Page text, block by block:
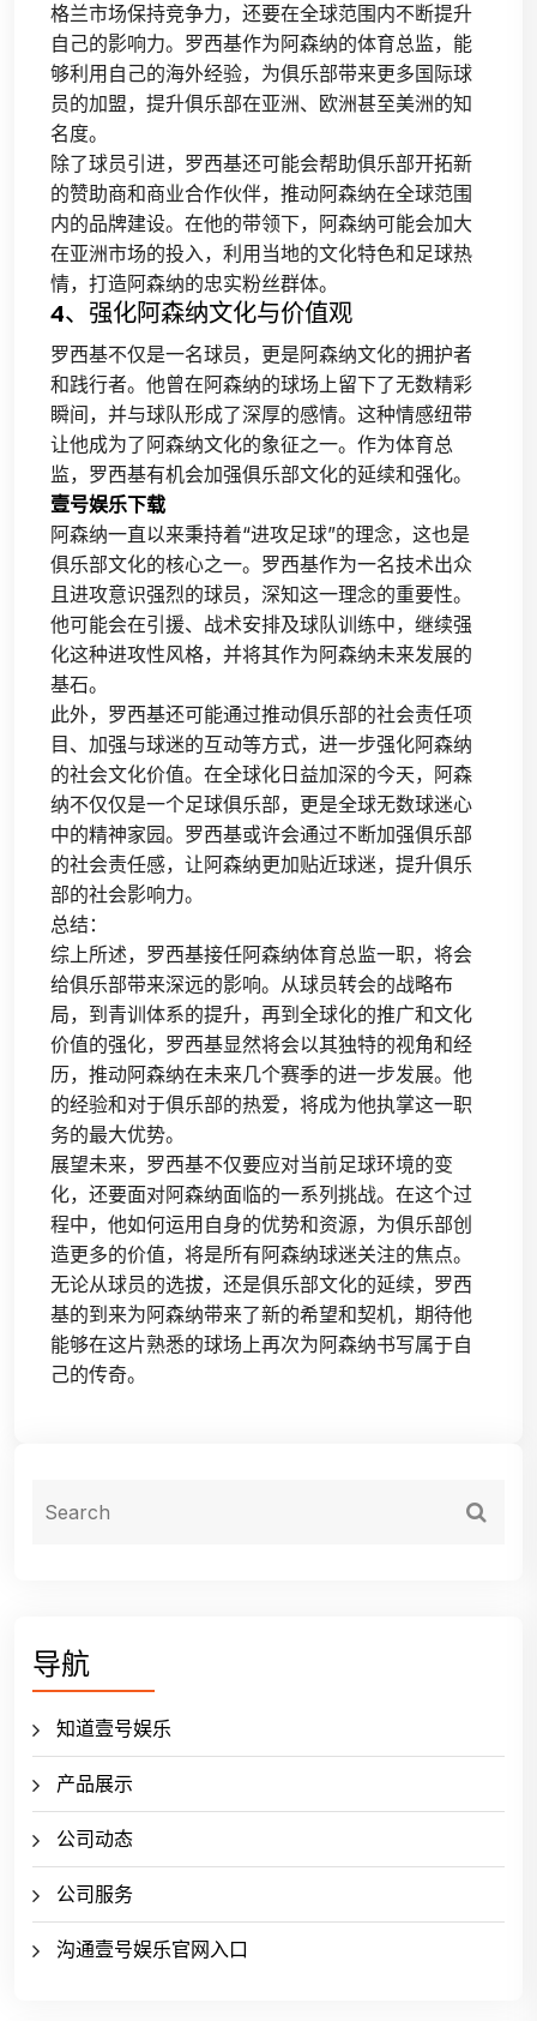
格兰市场保持竞争力，还要在全球范围内不断提升
自己的影响力。罗西基作为阿森纳的体育总监，能
够利用自己的海外经验，为俱乐部带来更多国际球
员的加盟，提升俱乐部在亚洲、欧洲甚至美洲的知
名度。
除了球员引进，罗西基还可能会帮助俱乐部开拓新
的赞助商和商业合作伙伴，推动阿森纳在全球范围
内的品牌建设。在他的带领下，阿森纳可能会加大
在亚洲市场的投入，利用当地的文化特色和足球热
情，打造阿森纳的忠实粉丝群体。
4、强化阿森纳文化与价值观
罗西基不仅是一名球员，更是阿森纳文化的拥护者
和践行者。他曾在阿森纳的球场上留下了无数精彩
瞬间，并与球队形成了深厚的感情。这种情感纽带
让他成为了阿森纳文化的象征之一。作为体育总
监，罗西基有机会加强俱乐部文化的延续和强化。
壹号娱乐下载
阿森纳一直以来秉持着“进攻足球”的理念，这也是
俱乐部文化的核心之一。罗西基作为一名技术出众
且进攻意识强烈的球员，深知这一理念的重要性。
他可能会在引援、战术安排及球队训练中，继续强
化这种进攻性风格，并将其作为阿森纳未来发展的
基石。
此外，罗西基还可能通过推动俱乐部的社会责任项
目、加强与球迷的互动等方式，进一步强化阿森纳
的社会文化价值。在全球化日益加深的今天，阿森
纳不仅仅是一个足球俱乐部，更是全球无数球迷心
中的精神家园。罗西基或许会通过不断加强俱乐部
的社会责任感，让阿森纳更加贴近球迷，提升俱乐
部的社会影响力。
总结：
综上所述，罗西基接任阿森纳体育总监一职，将会
给俱乐部带来深远的影响。从球员转会的战略布
局，到青训体系的提升，再到全球化的推广和文化
价值的强化，罗西基显然将会以其独特的视角和经
历，推动阿森纳在未来几个赛季的进一步发展。他
的经验和对于俱乐部的热爱，将成为他执掌这一职
务的最大优势。
展望未来，罗西基不仅要应对当前足球环境的变
化，还要面对阿森纳面临的一系列挑战。在这个过
程中，他如何运用自身的优势和资源，为俱乐部创
造更多的价值，将是所有阿森纳球迷关注的焦点。
无论从球员的选拔，还是俱乐部文化的延续，罗西
基的到来为阿森纳带来了新的希望和契机，期待他
能够在这片熟悉的球场上再次为阿森纳书写属于自
己的传奇。
导航
知道壹号娱乐
产品展示
公司动态
公司服务
沟通壹号娱乐官网入口